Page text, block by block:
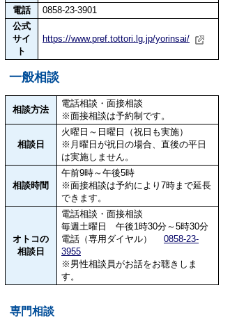
電話
0858-23-3901
公式
サイ
ト
https://www.pref.tottori.lg.jp/yorinsai/
一般相談
相談方法
電話相談・面接相談
※面接相談は予約制です。
相談日
火曜日～日曜日（祝日も実施）
※月曜日が祝日の場合、直後の平日
は実施しません。
相談時間
午前9時～午後5時
※面接相談は予約により7時まで延長
できます。
オトコの
相談日
電話相談・面接相談
毎週土曜日 午後1時30分～5時30分
電話（専用ダイヤル） 0858-23-
3955
※男性相談員がお話をお聴きしま
す。
専門相談